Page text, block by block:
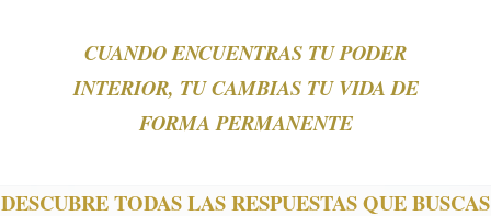
CUANDO ENCUENTRAS TU PODER
INTERIOR, TU CAMBIAS TU VIDA DE
FORMA PERMANENTE
DESCUBRE TODAS LAS RESPUESTAS QUE BUSCAS